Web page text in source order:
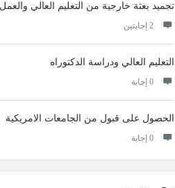
تجميد بعثة خارجية من التعليم العالي
‫2 إجابتين
التعليم العالي ودراسة الدكتوراه
‫0 إجابة
الحصول على قبول من الجامعات الامريكية
‫0 إجابة